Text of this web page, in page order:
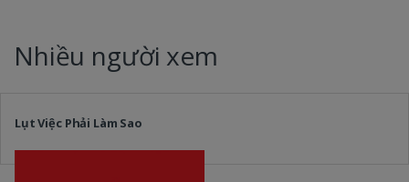
Nhiều người xem
Lụt Việc Phải Làm Sao